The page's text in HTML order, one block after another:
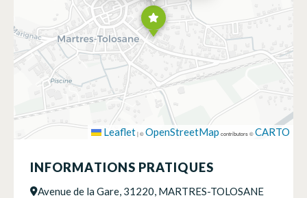
Leaflet|©OpenStreetMap contributors ©CARTO
INFORMATIONS PRATIQUES
Avenue de la Gare, 31220, MARTRES-TOLOSANE